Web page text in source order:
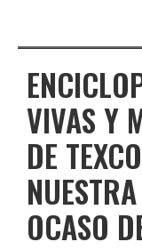
VIVAS Y
DE
OCASO